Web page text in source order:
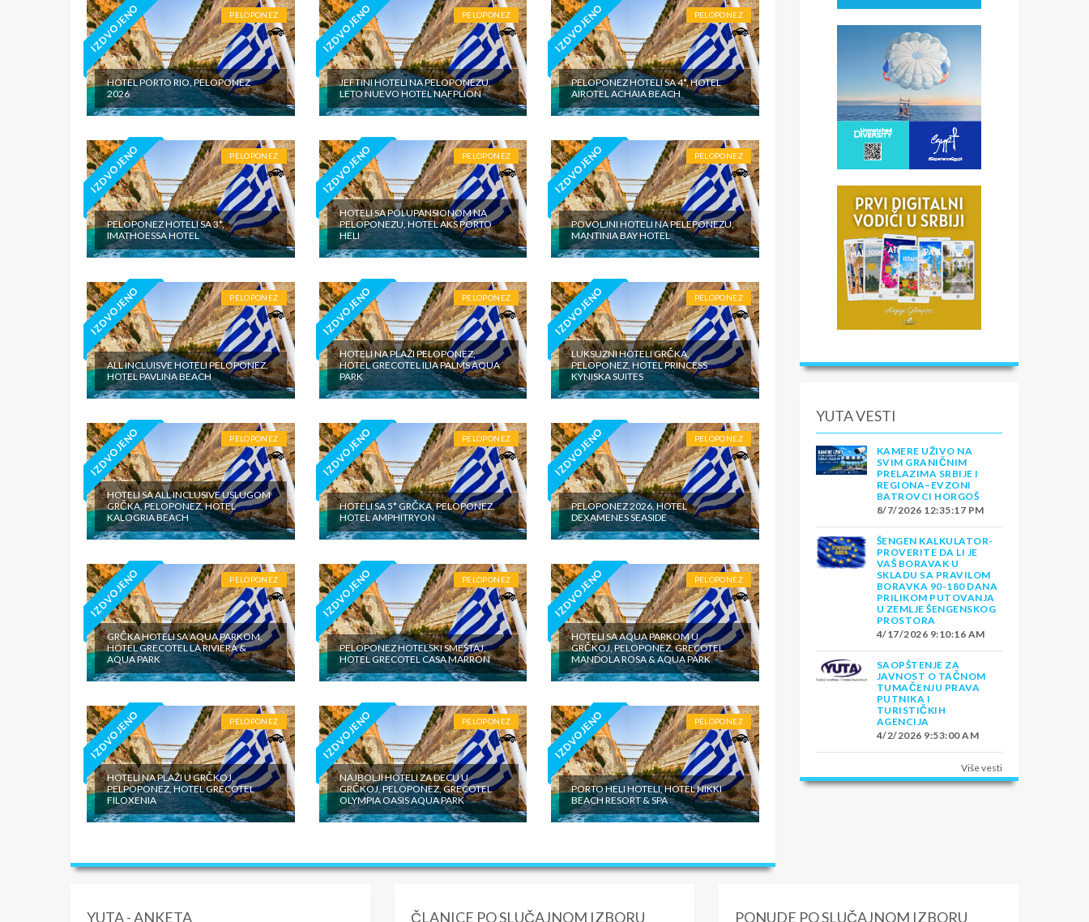
IZDVOJENO PELOPONEZ
HOTEL PORTO RIO, PELOPONEZ
2026
IZDVOJENO PELOPONEZ
JEFTINI HOTELI NA PELOPONEZU,
LETO NUEVO HOTEL NAFPLION
IZDVOJENO PELOPONEZ
PELOPONEZ HOTELI SA 4*, HOTEL
AIROTEL ACHAIA BEACH
IZDVOJENO PELOPONEZ
PELOPONEZ HOTELI SA 3*,
IMATHOESSA HOTEL
IZDVOJENO PELOPONEZ
HOTELI SA POLUPANSIONOM NA
PELOPONEZU, HOTEL AKS PORTO
HELI
IZDVOJENO PELOPONEZ
POVOLJNI HOTELI NA PELEPONEZU,
MANTINIA BAY HOTEL
IZDVOJENO PELOPONEZ
ALL INCLUISVE HOTELI PELOPONEZ,
HOTEL PAVLINA BEACH
IZDVOJENO PELOPONEZ
HOTELI NA PLAŽI PELOPONEZ,
HOTEL GRECOTEL ILIA PALMS AQUA
PARK
IZDVOJENO PELOPONEZ
LUKSUZNI HOTELI GRČKA,
PELOPONEZ, HOTEL PRINCESS
KYNISKA SUITES
IZDVOJENO PELOPONEZ
HOTELI SA ALL INCLUSIVE USLUGOM
GRČKA, PELOPONEZ, HOTEL
KALOGRIA BEACH
IZDVOJENO PELOPONEZ
HOTELI SA 5* GRČKA, PELOPONEZ,
HOTEL AMPHITRYON
IZDVOJENO PELOPONEZ
PELOPONEZ 2026, HOTEL
DEXAMENES SEASIDE
IZDVOJENO PELOPONEZ
GRČKA HOTELI SA AQUA PARKOM,
HOTEL GRECOTEL LA RIVIERA &
AQUA PARK
IZDVOJENO PELOPONEZ
PELOPONEZ HOTELSKI SMEŠTAJ,
HOTEL GRECOTEL CASA MARRON
IZDVOJENO PELOPONEZ
HOTELI SA AQUA PARKOM U
GRČKOJ, PELOPONEZ, GRECOTEL
MANDOLA ROSA & AQUA PARK
IZDVOJENO PELOPONEZ
HOTELI NA PLAŽI U GRČKOJ,
PELPOPONEZ, HOTEL GRECOTEL
FILOXENIA
IZDVOJENO PELOPONEZ
NAJBOLJI HOTELI ZA DECU U
GRČKOJ, PELOPONEZ, GRECOTEL
OLYMPIA OASIS AQUA PARK
IZDVOJENO PELOPONEZ
PORTO HELI HOTELI, HOTEL NIKKI
BEACH RESORT & SPA
YUTA VESTI
KAMERE UŽIVO NA
SVIM GRANIČNIM
PRELAZIMA SRBIJE I
REGIONA–EVZONI
BATROVCI HORGOŠ
8/7/2026 12:35:17 PM
ŠENGEN KALKULATOR-
PROVERITE DA LI JE
VAŠ BORAVAK U
SKLADU SA PRAVILOM
BORAVKA 90-180 DANA
PRILIKOM PUTOVANJA
U ZEMLJE ŠENGENSKOG
PROSTORA
4/17/2026 9:10:16 AM
SAOPŠTENJE ZA
JAVNOST O TAČNOM
TUMAČENJU PRAVA
PUTNIKA I
TURISTIČKIH
AGENCIJA
4/2/2026 9:53:00 AM
Više vesti
YUTA - ANKETA ČLANICE PO SLUČAJNOM IZBORU PONUDE PO SLUČAJNOM IZBORU